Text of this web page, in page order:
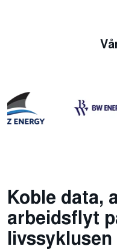
Koble data,
arbeidsflyt
livssyklusen